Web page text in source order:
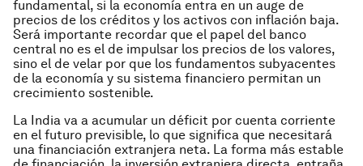
fundamental, si la economía entra en un auge de
precios de los créditos y los activos con inflación baja.
Será importante recordar que el papel del banco
central no es el de impulsar los precios de los valores,
sino el de velar por que los fundamentos subyacentes
de la economía y su sistema financiero permitan un
crecimiento sostenible.
La India va a acumular un déficit por cuenta corriente
en el futuro previsible, lo que significa que necesitará
una financiación extranjera neta. La forma más estable